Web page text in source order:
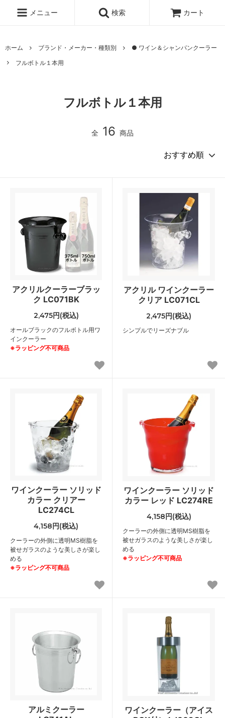
メニュー 検索 カート
ホーム ブランド・メーカー・種類別
● ワイン＆シャンパンクーラー
フルボトル１本用
フルボトル１本用
全 16 商品
アクリルクーラーブラッ
ク LC071BK
2,475円(税込)
オールブラックのフルボトル用ワ
インクーラー
※ラッピング不可商品
アクリル ワインクーラー
クリア LC071CL
2,475円(税込)
シンプルでリーズナブル
ワインクーラー ソリッド
カラー クリアー
LC274CL
4,158円(税込)
クーラーの外側に透明MS樹脂を
被せガラスのような美しさが楽し
める
※ラッピング不可商品
ワインクーラー ソリッド
カラー レッド LC274RE
4,158円(税込)
クーラーの外側に透明MS樹脂を
被せガラスのような美しさが楽し
める
※ラッピング不可商品
アルミクーラー
ワインクーラー（アイス